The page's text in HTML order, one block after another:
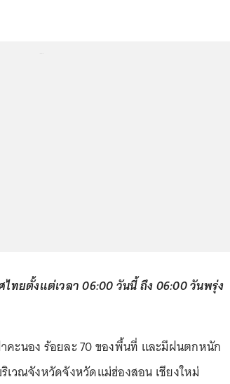
ทยตั้งแต่เวลา 06:00 วันนี้ ถึง 06:00 วันพรุ่ง
คะนอง ร้อยละ 70 ของพื้นที่ และมีฝนตกหนัก
เวณจังหวัดจังหวัดแม่ฮ่องสอน เชียงใหม่